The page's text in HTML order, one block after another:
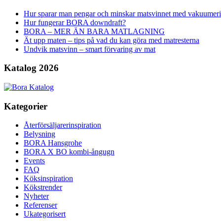
Hur sparar man pengar och minskar matsvinnet med
Hur fungerar BORA downdraft?
BORA – MER ÄN BARA MATLAGNING
Ät upp maten – tips på vad du kan göra med matresterna
Undvik matsvinn – smart förvaring av mat
Katalog 2026
Kategorier
Återförsäljarerinspiration
Belysning
BORA Hansgrohe
BORA X BO kombi-ångugn
Events
FAQ
Köksinspiration
Kökstrender
Nyheter
Referenser
Ukategorisert